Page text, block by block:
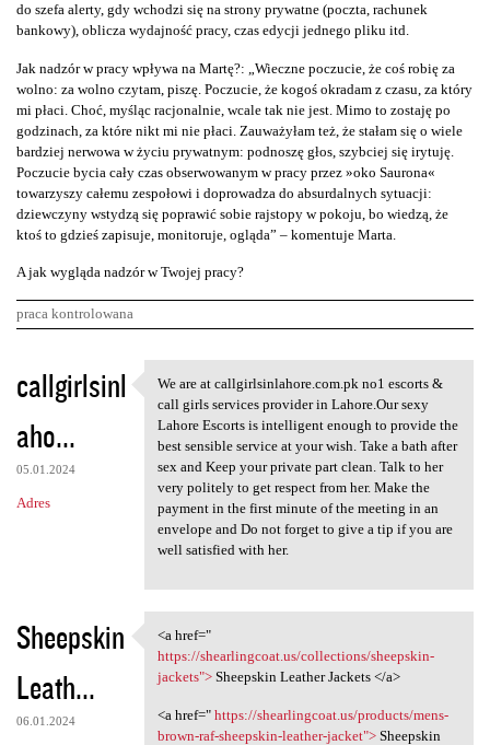
do szefa alerty, gdy wchodzi się na strony prywatne (poczta, rachunek
bankowy), oblicza wydajność pracy, czas edycji jednego pliku itd.
Jak nadzór w pracy wpływa na Martę?: „Wieczne poczucie, że coś robię za
wolno: za wolno czytam, piszę. Poczucie, że kogoś okradam z czasu, za który
mi płaci. Choć, myśląc racjonalnie, wcale tak nie jest. Mimo to zostaję po
godzinach, za które nikt mi nie płaci. Zauważyłam też, że stałam się o wiele
bardziej nerwowa w życiu prywatnym: podnoszę głos, szybciej się irytuję.
Poczucie bycia cały czas obserwowanym w pracy przez »oko Saurona«
towarzyszy całemu zespołowi i doprowadza do absurdalnych sytuacji:
dziewczyny wstydzą się poprawić sobie rajstopy w pokoju, bo wiedzą, że
ktoś to gdzieś zapisuje, monitoruje, ogląda” – komentuje Marta.
A jak wygląda nadzór w Twojej pracy?
praca kontrolowana
K
o
m
e
n
z
e
callgirlsinl
aho...
05.01.2024
Adres
We are at callgirlsinlahore
We are at callgirlsinlahore.com.pk no1 escorts &
call girls services provider in Lahore.Our sexy
Lahore Escorts is intelligent enough to provide the
best sensible service at your wish. Take a bath after
sex and Keep your private part clean. Talk to her
very politely to get respect from her. Make the
payment in the first minute of the meeting in an
envelope and Do not forget to give a tip if you are
well satisfied with her.
Sheepskin
Leath...
06.01.2024
<a href=" https:/
<a href="
https://shearlingcoat.us/collections/sheepskin-
jackets">Sheepskin Leather Jackets </a>
<a href=" https://shearlingcoat.us/products/mens-
brown-raf-sheepskin-leather-jacket">Sheepskin